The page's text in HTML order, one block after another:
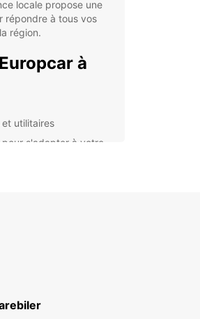
locale propose une
répondre à tous vos
région.
à
utilitaires
s'adapter à votre